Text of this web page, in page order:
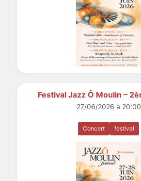
Festival Jazz Ô Moulin –
27/06/2026 à 20:00
Concert festival